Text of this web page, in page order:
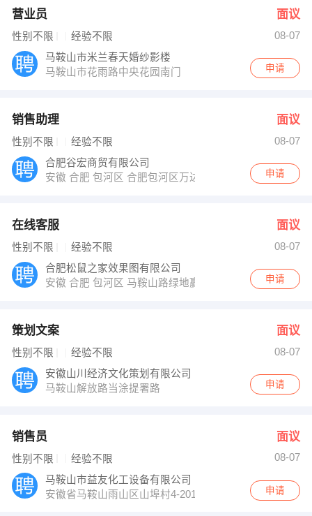
营业员 面议
性别不限 经验不限
08-07
马鞍山市米兰春天婚纱影楼
马鞍山市花雨路中央花园南门
申请
销售助理 面议
性别不限 经验不限
08-07
合肥谷宏商贸有限公司
安徽 合肥 包河区 合肥包河区万达广场
申请
在线客服 面议
性别不限 经验不限
08-07
合肥松鼠之家效果图有限公司
安徽 合肥 包河区 马鞍山路绿地赢海D座2508室
申请
策划文案 面议
性别不限 经验不限
08-07
安徽山川经济文化策划有限公司
马鞍山解放路当涂提署路
申请
销售员 面议
性别不限 经验不限
08-07
马鞍山市益友化工设备有限公司
安徽省马鞍山雨山区山埠村4-201
申请